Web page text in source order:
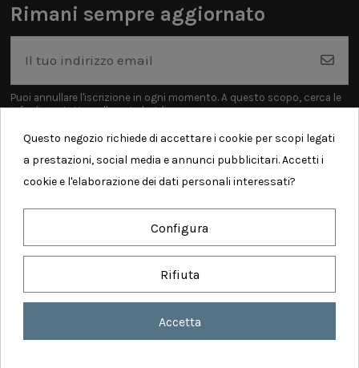
Rimani sempre aggiornato
Puoi annullare l'iscrizione in ogni momento. A questo scopo, cerca le
info di contatto nelle note legali.
Questo negozio richiede di accettare i cookie per scopi legati
a prestazioni, social media e annunci pubblicitari. Accetti i
cookie e l'elaborazione dei dati personali interessati?
Configura
Rifiuta
Accetta